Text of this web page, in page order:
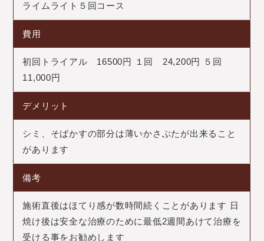
ライムライト５回コース
費用
初回トライアル 16500円 １回 24,200円 ５回
11,000円
デメリット
シミ、そばかすの部分は薄いかさぶたが出来ること
があります
備考
施術直後はほてり感が数時間続くことがあります 日
焼け後は安全な治療のために最低2週間あけて治療を
受ける事をお勧めします